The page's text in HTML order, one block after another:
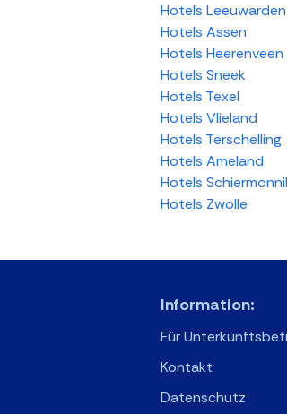
Hotels Leeuwarden
Hotels Assen
Hotels Heerenveen
Hotels Sneek
Hotels Texel
Hotels Vlieland
Hotels Terschelling
Hotels Ameland
Hotels
Hotels Zwolle
Information:
Für
Kontakt
Datenschutz